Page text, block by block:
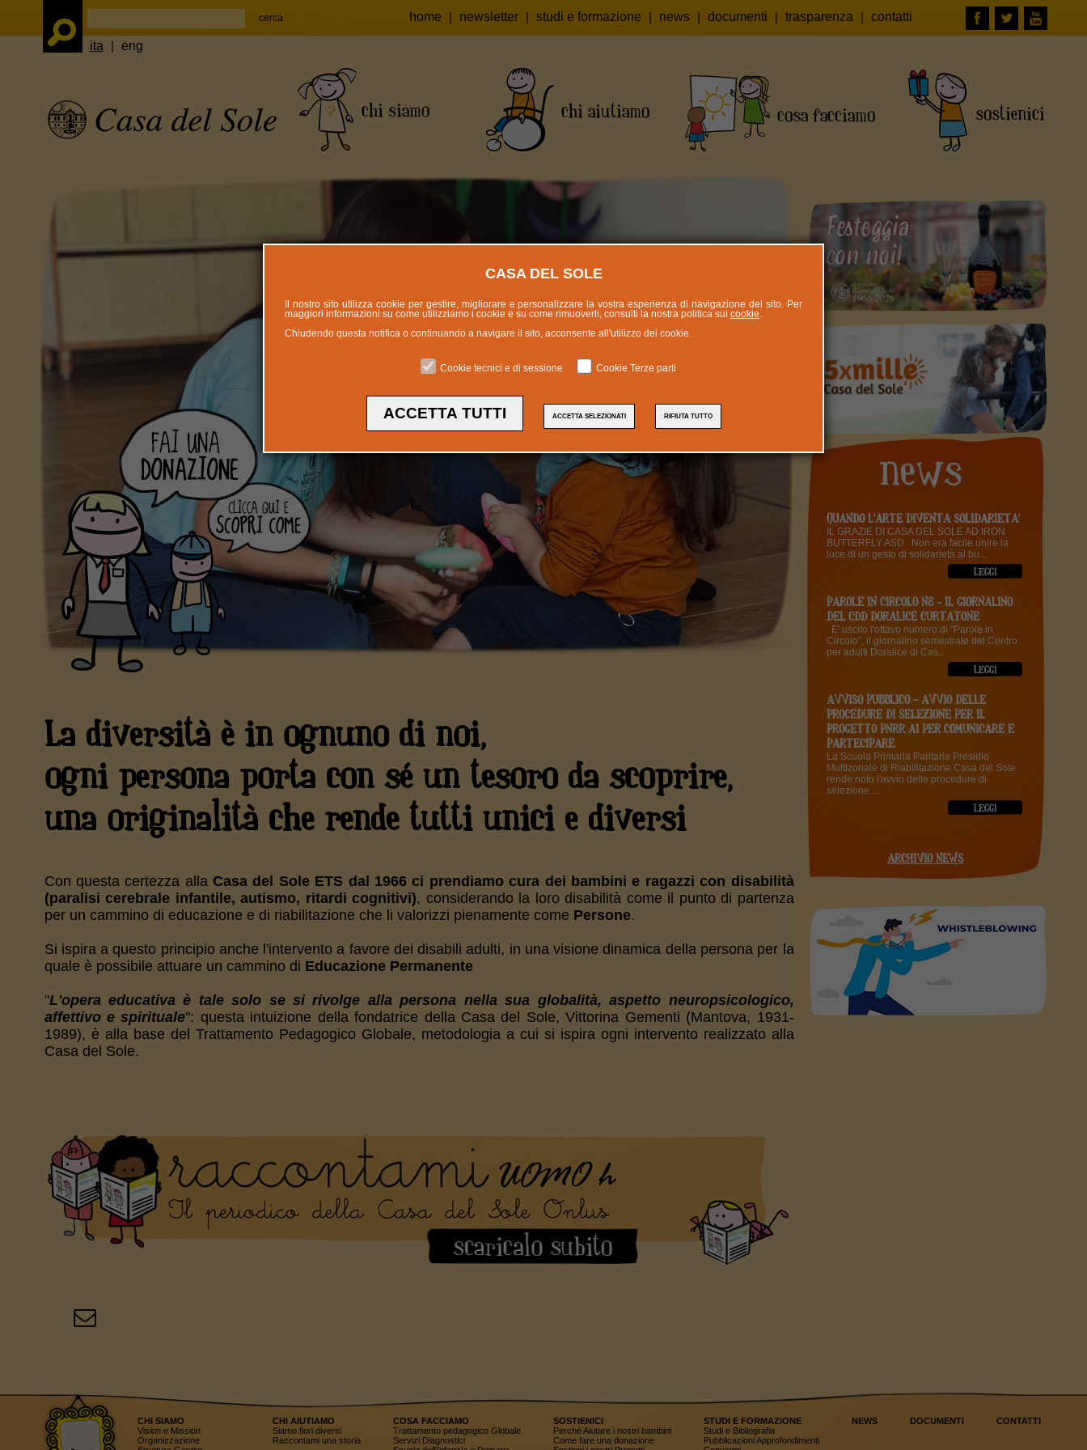
ita | eng
home | newsletter | studi e formazione | news | documenti | trasparenza | contatti
La diversità è in ognuno di noi,
ogni persona porta con sé un tesoro da scoprire,
una originalità che rende tutti unici e diversi
Con questa certezza alla Casa del Sole ETS dal 1966 ci prendiamo cura dei bambini e ragazzi con disabilità
(paralisi cerebrale infantile, autismo, ritardi cognitivi), considerando la loro disabilità come il punto di partenza
per un cammino di educazione e di riabilitazione che li valorizzi pienamente come Persone.
Si ispira a questo principio anche l'intervento a favore dei disabili adulti, in una visione dinamica della persona per la
quale è possibile attuare un cammino di Educazione Permanente
"L'opera educativa è tale solo se si rivolge alla persona nella sua globalità, aspetto neuropsicologico,
affettivo e spirituale": questa intuizione della fondatrice della Casa del Sole, Vittorina Gementi (Mantova, 1931-
1989), è alla base del Trattamento Pedagogico Globale, metodologia a cui si ispira ogni intervento realizzato alla
Casa del Sole.
QUANDO L'ARTE DIVENTA SOLIDARIETA'
IL GRAZIE DI CASA DEL SOLE AD IRON
BUTTERFLY ASD Non era facile unire la
luce di un gesto di solidarietà al bu...
PAROLE IN CIRCOLO N8 - IL GIORNALINO
DEL CDD DORALICE CURTATONE
E' uscito l'ottavo numero di "Parole in
Circolo", il giornalino semestrale del Centro
per adulti Doralice di Cas...
AVVISO PUBBLICO – AVVIO DELLE
PROCEDURE DI SELEZIONE PER IL
PROGETTO PNRR AI PER COMUNICARE E
PARTECIPARE
La Scuola Primaria Paritaria Presidio
Multizonale di Riabilitazione Casa del Sole
rende noto l'avvio delle procedure di
selezione ...
ARCHIVIO NEWS
CHI SIAMO
Vision e Mission
Organizzazione
CHI AIUTIAMO
Siamo fiori diversi
Raccontami una storia
COSA FACCIAMO
Trattamento pedagogico Globale
Servizi Diagnostici
SOSTIENICI
Perché Aiutare i nostri bambini
Come fare una donazione
STUDI E FORMAZIONE
Studi e Bibliografia
Pubblicazioni Approfondimenti
NEWS DOCUMENTI CONTATTI
CASA DEL SOLE
Il nostro sito utilizza cookie per gestire, migliorare e personalizzare la vostra esperienza di navigazione del sito. Per
maggiori informazioni su come utilizziamo i cookie e su come rimuoverli, consulti la nostra politica sui cookie.
Chiudendo questa notifica o continuando a navigare il sito, acconsente all'utilizzo dei cookie.
Cookie tecnici e di sessione Cookie Terze parti
ACCETTA TUTTI ACCETTA SELEZIONATI RIFIUTA TUTTO